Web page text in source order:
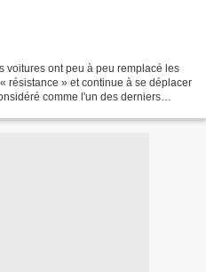
voitures ont peu à peu remplacé les
résistance » et continue à se déplacer
comme l'un des derniers